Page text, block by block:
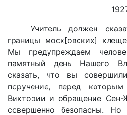
Учитель должен
границы моск[овских]
Мы предупреждаем
памятный день Нашего
сказать, что вы
поручение, перед
Виктории и обращение
совершенно безопасны.